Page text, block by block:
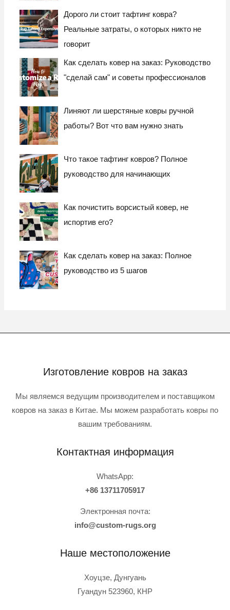
Дорого ли стоит тафтинг ковра?
Реальные затраты, о которых никто не
говорит
Как сделать ковер на заказ: Руководство
"сделай сам" и советы профессионалов
Линяют ли шерстяные ковры ручной
работы? Вот что вам нужно знать
Что такое тафтинг ковров? Полное
руководство для начинающих
Как почистить ворсистый ковер, не
испортив его?
Как сделать ковер на заказ: Полное
руководство из 5 шагов
Изготовление ковров на заказ
Мы являемся ведущим производителем и поставщиком
ковров на заказ в Китае. Мы можем разработать ковры по
вашим требованиям.
Контактная информация
WhatsApp:
+86 13711705917
Электронная почта:
info@custom-rugs.org
Наше местоположение
Хоуцзе, Дунгуань
Гуандун 523960, КНР